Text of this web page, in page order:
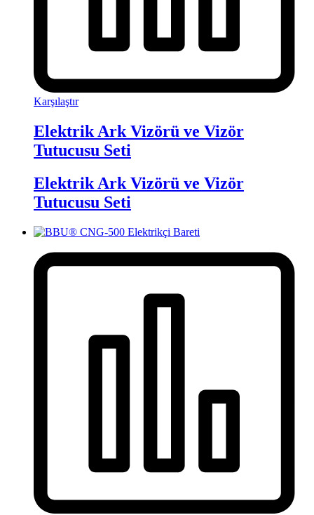
Karşılaştır
Elektrik Ark Vizörü ve Vizör
Tutucusu Seti
Elektrik Ark Vizörü ve Vizör
Tutucusu Seti